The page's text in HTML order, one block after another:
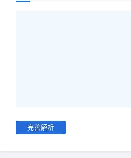
完善解析